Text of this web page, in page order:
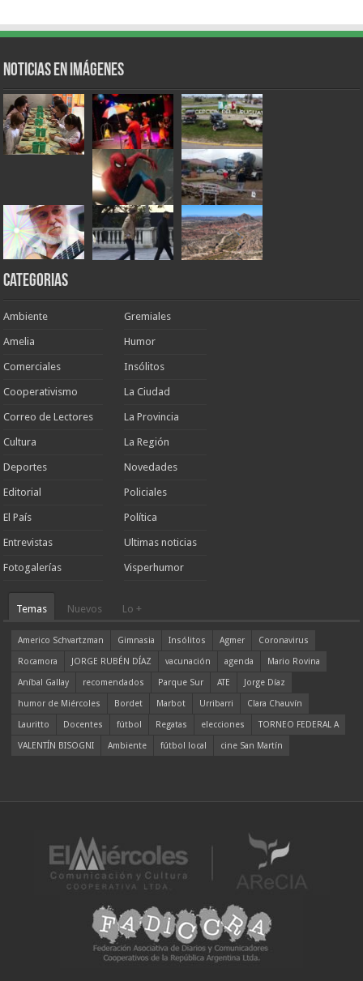
Noticias en Imágenes
Categorias
Ambiente
Amelia
Comerciales
Cooperativismo
Correo de Lectores
Cultura
Deportes
Editorial
El País
Entrevistas
Fotogalerías
Gremiales
Humor
Insólitos
La Ciudad
La Provincia
La Región
Novedades
Policiales
Política
Ultimas noticias
Visperhumor
Temas Nuevos Lo +
Americo Schvartzman Gimnasia Insólitos Agmer
Coronavirus
Rocamora
JORGE RUBÉN DÍAZ vacunación agenda
Mario Rovina
Aníbal Gallay
recomendados Parque Sur ATE
Jorge Díaz
humor de Miércoles
Bordet Marbot Urribarri
Clara Chauvín
Lauritto
Docentes fútbol Regatas elecciones
TORNEO FEDERAL A
VALENTÍN BISOGNI
Ambiente fútbol local cine San Martín